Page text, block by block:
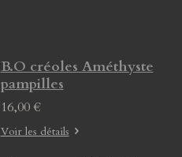
B.O créoles Améthyste
pampilles
16,00 €
Voir les détails